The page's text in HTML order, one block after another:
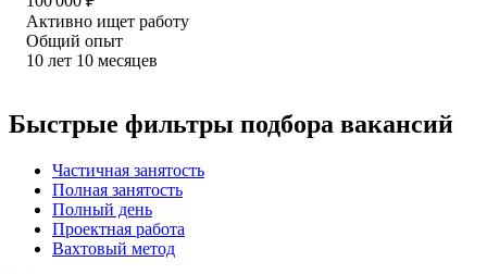
Активно ищет работу
Общий опыт
10 лет 10 месяцев
Быстрые фильтры подбора вакансий
Частичная занятость
Полная занятость
Полный день
Проектная работа
Вахтовый метод